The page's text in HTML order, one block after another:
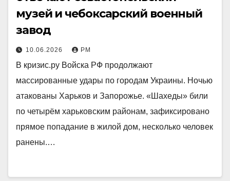
музей и чебоксарский военный
завод
10.06.2026 РМ
В кризис.ру Войска РФ продолжают
массированные удары по городам Украины. Ночью
атакованы Харьков и Запорожье. «Шахеды» били
по четырём харьковским районам, зафиксировано
прямое попадание в жилой дом, несколько человек
ранены.…